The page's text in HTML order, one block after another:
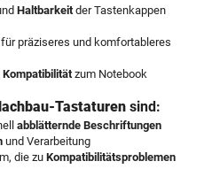
Haltbarkeitder Tastenkappen
für präziseres und komfortableres
Kompatibilitätzum Notebook
Tastaturen sind:
abblätternde Beschriftungen
und Verarbeitung
die zu Kompatibilitätsproblemen